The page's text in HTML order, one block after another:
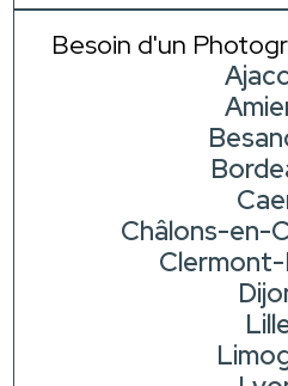
Besoin d'un
Châlons-en-